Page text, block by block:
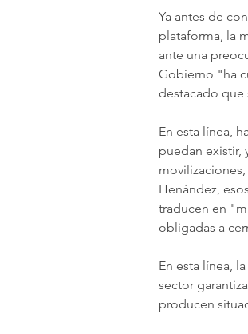
Ya antes de
plataforma, la
ante una
Gobierno "ha
destacado que
En esta línea,
puedan existir,
Henández,
traducen en
obligadas a
En esta línea,
sector
producen